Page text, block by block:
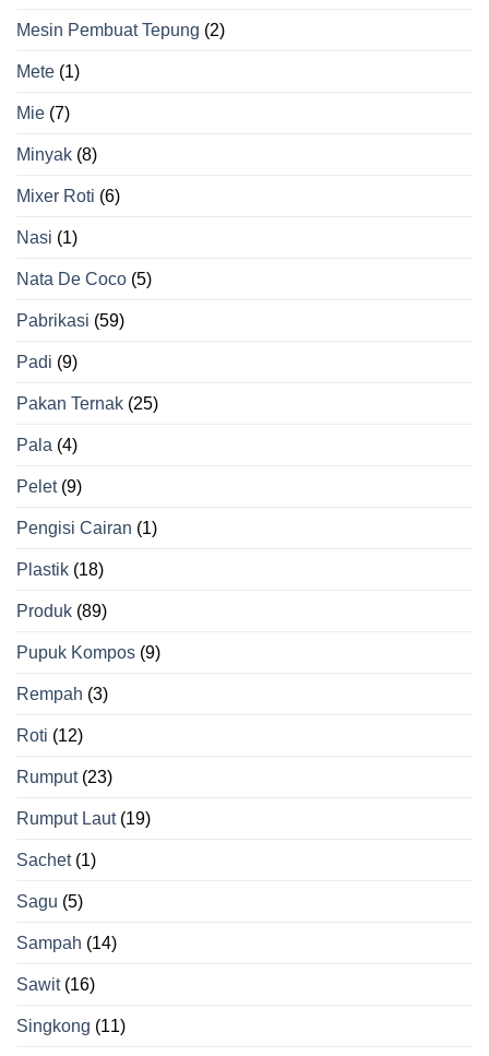
Mesin Pembuat Tepung (2)
Mete (1)
Mie (7)
Minyak (8)
Mixer Roti (6)
Nasi (1)
Nata De Coco (5)
Pabrikasi (59)
Padi (9)
Pakan Ternak (25)
Pala (4)
Pelet(9)
Pengisi Cairan (1)
Plastik (18)
Produk (89)
Pupuk Kompos (9)
Rempah (3)
Roti (12)
Rumput(23)
Rumput Laut(19)
Sachet(1)
Sagu (5)
Sampah (14)
Sawit(16)
Singkong (11)